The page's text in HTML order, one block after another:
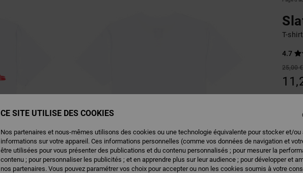
T-
4.7
25,00 €
CE SITE UTILISE DES COOKIES
Nos partenaires et nous-mêmes utilisons des cookies ou une technologie équivalente pour stocker et/ou
informations sur votre appareil. Ces informations personnelles (comme vos données de navigation et
être utilisées pour vous présenter des publications et du contenu personnalisés ; pour mesurer la
contenu ; pour personnaliser les publicités ; et en apprendre plus sur leur audience ; pour développer et
nos partenaires. Vous pouvez paramétrer vos choix pour accepter ou non les cookies soumis à votre